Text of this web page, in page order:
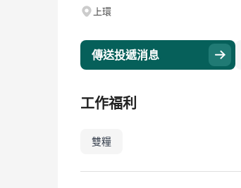
上環
傳送投遞消息
工作福利
雙糧